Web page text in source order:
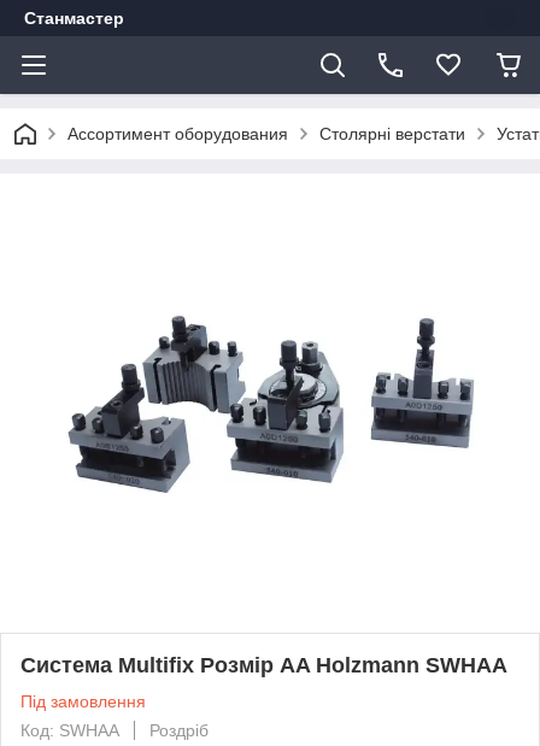
Станмастер
Ассортимент оборудования Столярні верстати
Система Multifix Розмір AA Holzmann SWHAA
Під замовлення
Код: SWHAA
Роздріб